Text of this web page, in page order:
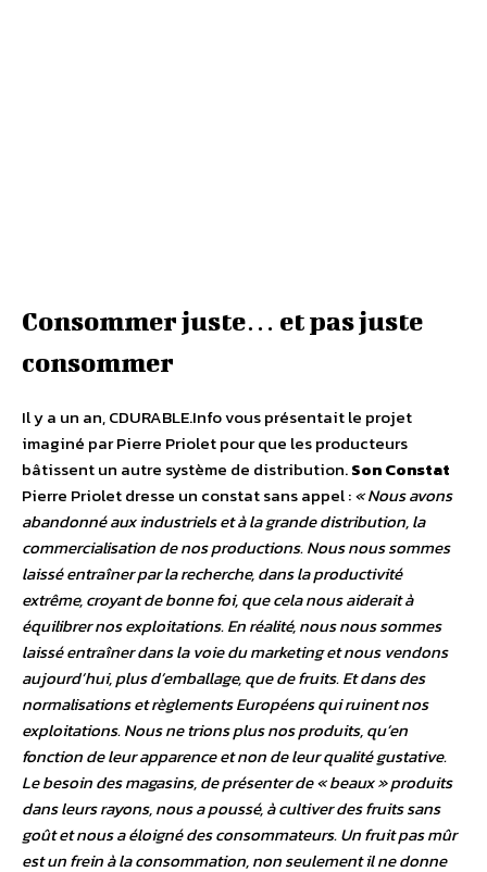
Consommer juste… et pas juste
consommer
Il y a un an, CDURABLE.Info vous présentait le projet
imaginé par Pierre Priolet pour que les producteurs
bâtissent un autre système de distribution.Son Constat
Pierre Priolet dresse un constat sans appel :« Nous avons
abandonné aux industriels et à la grande distribution, la
commercialisation de nos productions. Nous nous sommes
laissé entraîner par la recherche, dans la productivité
extrême, croyant de bonne foi, que cela nous aiderait à
équilibrer nos exploitations. En réalité, nous nous sommes
laissé entraîner dans la voie du marketing et nous vendons
aujourd’hui, plus d’emballage, que de fruits. Et dans des
normalisations et règlements Européens qui ruinent nos
exploitations. Nous ne trions plus nos produits, qu’en
fonction de leur apparence et non de leur qualité gustative.
Le besoin des magasins, de présenter de « beaux » produits
dans leurs rayons, nous a poussé, à cultiver des fruits sans
goût et nous a éloigné des consommateurs. Un fruit pas mûr
est un frein à la consommation, non seulement il ne donne